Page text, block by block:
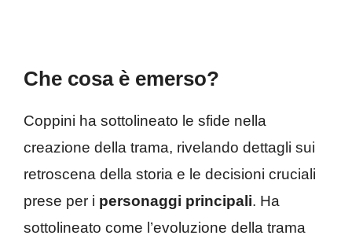
Che cosa è emerso?
Coppini ha sottolineato le sfide nella
creazione della trama, rivelando dettagli sui
retroscena della storia e le decisioni cruciali
prese per i personaggi principali. Ha
sottolineato come l’evoluzione della trama